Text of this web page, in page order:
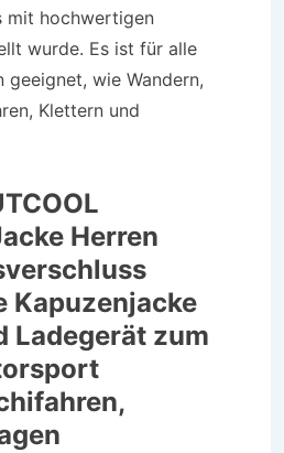
mit hochwertigen
wurde. Es ist für alle
wie Wandern,
Klettern und
Herren
Kapuzenjacke
Ladegerät zum